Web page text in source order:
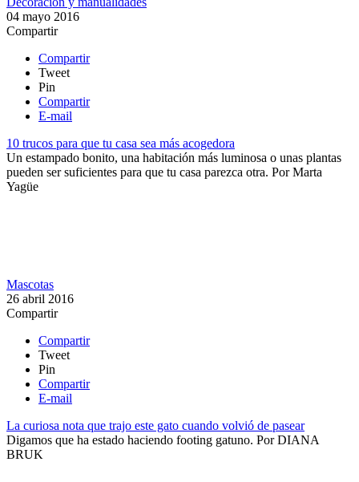
04 mayo 2016
Compartir
Compartir
Tweet
Pin
Compartir
E-mail
10 trucos para que tu casa sea más acogedora
Un estampado bonito, una habitación más luminosa o unas plantas
pueden ser suficientes para que tu casa parezca otra. PorMarta
Yagüe
Mascotas
26 abril 2016
Compartir
Compartir
Tweet
Pin
Compartir
E-mail
La curiosa nota que trajo este gato cuando volvió de pasear
Digamos que ha estado haciendo footing gatuno. PorDIANA
BRUK